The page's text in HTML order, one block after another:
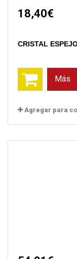
18,40€
CRISTAL
Más
Agregar para